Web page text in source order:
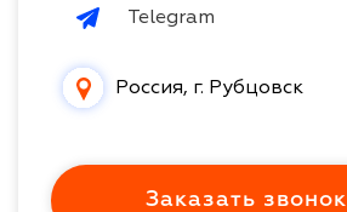
Telegram
Россия, г. Рубцовск
Заказать звонок